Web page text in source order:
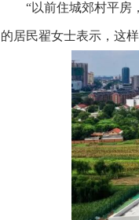
“以前住城郊村平房
的居民翟女士表示，这